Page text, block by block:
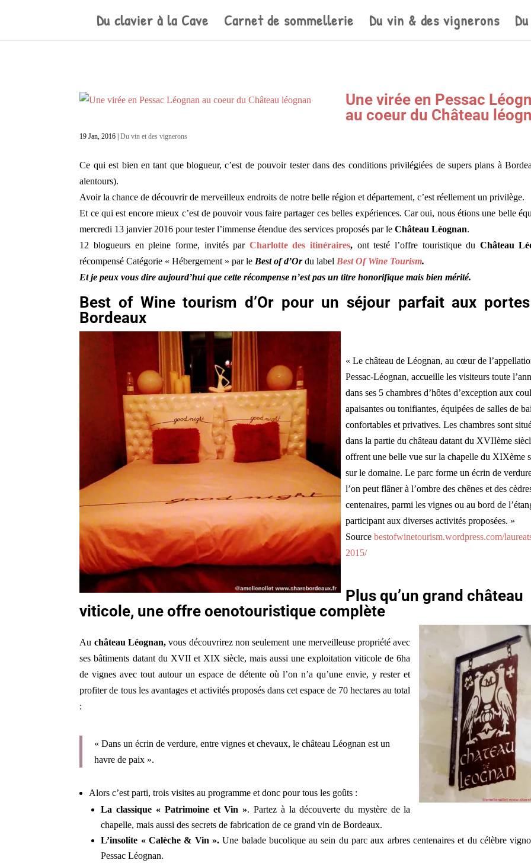
Du clavier à la Cave Carnet de sommellerie Du vin & des vignerons
Une virée en Pessac
au coeur du Château
19 Jan, 2016 |Du vin et des vignerons
Ce qui est bien en tant que blogueur, c’est de pouvoir tester dans des conditions privilégiées de supers plans à
alentours).
Avoir la chance de découvrir de merveilleux endroits de notre belle région et département, c’est réellement un privilège.
Et ce qui est encore mieux c’est de pouvoir vous faire partager ces belles expériences. Car oui, nous étions une belle
mercredi 13 janvier 2016 pour tester l’immense étendue des services proposés par leChâteau Léognan.
12 blogueurs en pleine forme, invités par Charlotte des itinéraires, ont testé l’offre touristique du Château
récompensé Catégorie « Hébergement » par le Best of d’Ordu label Best Of Wine Tourism.
Et je peux vous dire aujourd’hui que cette récompense n’est pas un titre honorifique mais bien mérité.
Best of Wine tourism d’Or pour un séjour parfait aux
Bordeaux
« Le château de Léognan, au cœur de
Pessac-Léognan, accueille les visiteurs toute
dans ses 5 chambres d’hôtes d’exception aux
apaisantes ou tonifiantes, équipées de salles de
confortables et privatives. Les chambres sont
dans la partie du château datant du XVIIème
offrent une belle vue sur la chapelle du XIXème
sur le domaine. Le parc forme un écrin de
l’on peut flâner à l’ombre des chênes et des
centenaires, parmi les vignes ou au bord de
participant aux diverses activités proposées. »
Source bestofwinetourism.wordpress.com/
2015/
Plus qu’un grand château
viticole, une offre oenotouristique complète
Au château Léognan,vous découvrirez non seulement une merveilleuse propriété avec
ses bâtiments datant du XVII et XIX siècle, mais aussi une exploitation viticole de 6ha
de vignes avec tout autour un espace de détente où l’on n’a qu’une envie, y rester et
profiter de tous les avantages et activités proposés dans cet espace de 70 hectares au total
:
« Dans un écrin de verdure, entre vignes et chevaux, le château Léognan est un
havre de paix ».
Alors c’est parti, trois visites au programme et donc pour tous les goûts :
La classique « Patrimoine et Vin ». Partez à la découverte du mystère de la
chapelle, mais aussi des secrets de fabrication de ce grand vin de Bordeaux.
L’insolite « Calèche & Vin ».Une balade bucolique au sein du parc aux arbres centenaires et du célèbre
Pessac Léognan.